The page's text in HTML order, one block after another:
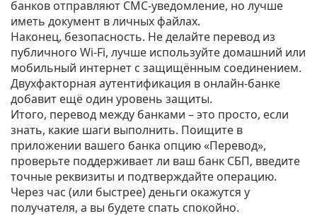
банков отправляют СМС‑уведомление, но лучше
иметь документ в личных файлах.
Наконец, безопасность. Не делайте перевод из
публичного Wi‑Fi, лучше используйте домашний или
мобильный интернет с защищённым соединением.
Двухфакторная аутентификация в онлайн‑банке
добавит ещё один уровень защиты.
Итого, перевод между банками – это просто, если
знать, какие шаги выполнить. Поищите в
приложении вашего банка опцию «Перевод»,
проверьте поддерживает ли ваш банк СБП, введите
точные реквизиты и подтверждайте операцию.
Через час (или быстрее) деньги окажутся у
получателя, а вы будете спать спокойно.